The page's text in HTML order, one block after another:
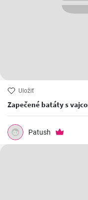
Uložiť
Zapečené batáty s
Patush